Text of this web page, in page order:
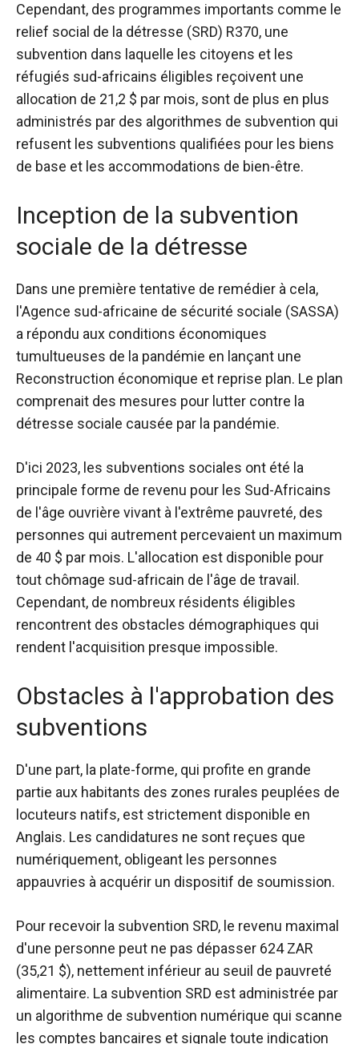
Cependant, des programmes importants comme le
relief social de la détresse (SRD) R370, une
subvention dans laquelle les citoyens et les
réfugiés sud-africains éligibles reçoivent une
allocation de 21,2 $ par mois, sont de plus en plus
administrés par des algorithmes de subvention qui
refusent les subventions qualifiées pour les biens
de base et les accommodations de bien-être.
Inception de la subvention
sociale de la détresse
Dans une première tentative de remédier à cela,
l'Agence sud-africaine de sécurité sociale (SASSA)
a répondu aux conditions économiques
tumultueuses de la pandémie en lançant une
Reconstruction économique et reprise plan. Le plan
comprenait des mesures pour lutter contre la
détresse sociale causée par la pandémie.
D'ici 2023, les subventions sociales ont été la
principale forme de revenu pour les Sud-Africains
de l'âge ouvrière vivant à l'extrême pauvreté, des
personnes qui autrement percevaient un maximum
de 40 $ par mois. L'allocation est disponible pour
tout chômage sud-africain de l'âge de travail.
Cependant, de nombreux résidents éligibles
rencontrent des obstacles démographiques qui
rendent l'acquisition presque impossible.
Obstacles à l'approbation des
subventions
D'une part, la plate-forme, qui profite en grande
partie aux habitants des zones rurales peuplées de
locuteurs natifs, est strictement disponible en
Anglais. Les candidatures ne sont reçues que
numériquement, obligeant les personnes
appauvries à acquérir un dispositif de soumission.
Pour recevoir la subvention SRD, le revenu maximal
d'une personne peut ne pas dépasser 624 ZAR
(35,21 $), nettement inférieur au seuil de pauvreté
alimentaire. La subvention SRD est administrée par
un algorithme de subvention numérique qui scanne
les comptes bancaires et signale toute indication